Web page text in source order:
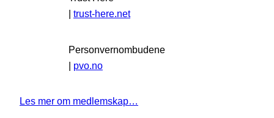
| trust-here.net
Personvernombudene
| pvo.no
Les mer om medlemskap…